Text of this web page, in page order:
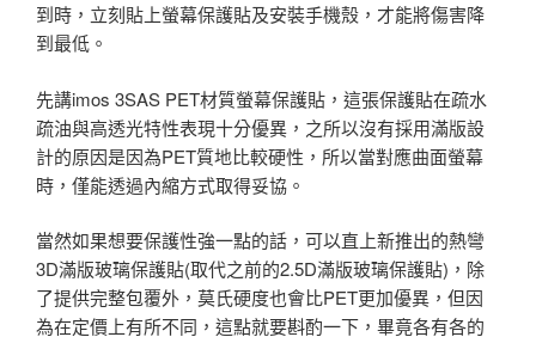
到時，立刻貼上螢幕保護貼及安裝手機殼，才能將傷害降
到最低。
先講imos 3SAS PET材質螢幕保護貼，這張保護貼在疏水
疏油與高透光特性表現十分優異，之所以沒有採用滿版設
計的原因是因為PET質地比較硬性，所以當對應曲面螢幕
時，僅能透過內縮方式取得妥協。
當然如果想要保護性強一點的話，可以直上新推出的熱彎
3D滿版玻璃保護貼(取代之前的2.5D滿版玻璃保護貼)，除
了提供完整包覆外，莫氏硬度也會比PET更加優異，但因
為在定價上有所不同，這點就要斟酌一下，畢竟各有各的